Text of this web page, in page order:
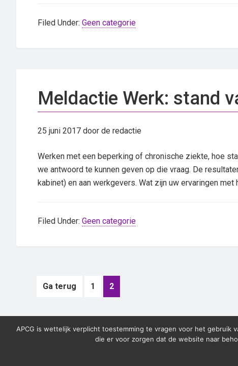
Filed Under: Geen categorie
Meldactie Werk: stand
25 juni 2017 door de redactie
Werken met een beperking of chronische ziekte, hoe
we antwoord te kunnen geven op die vraag. De
kabinet) en aan werkgevers. Wat zijn uw ervaringen
Filed Under: Geen categorie
Ga terug
Go
1
Go
to
2
© 2026 APCG · In
APCG is wettelijk verplicht toestemming te vragen voor het gebruik
die er voor zorgen dat de website naar